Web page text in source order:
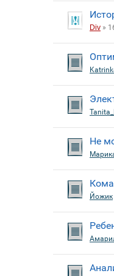
Div »
Tanita_I
Не
Йожик